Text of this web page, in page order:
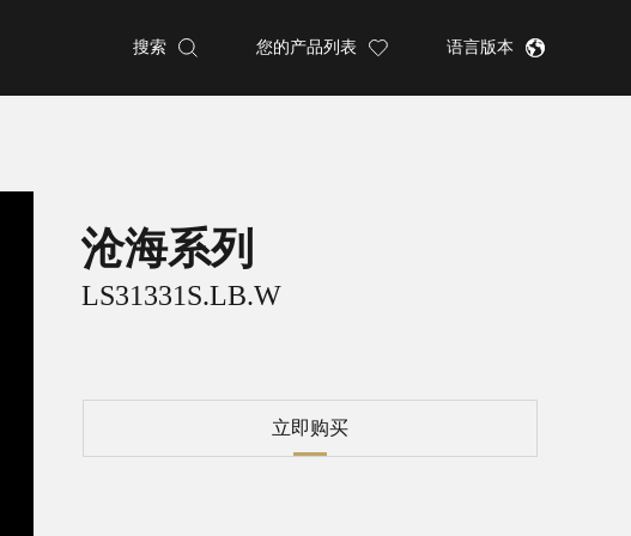
搜索 您的产品列表 语言版本
沧海系列
LS31331S.LB.W
立即购买